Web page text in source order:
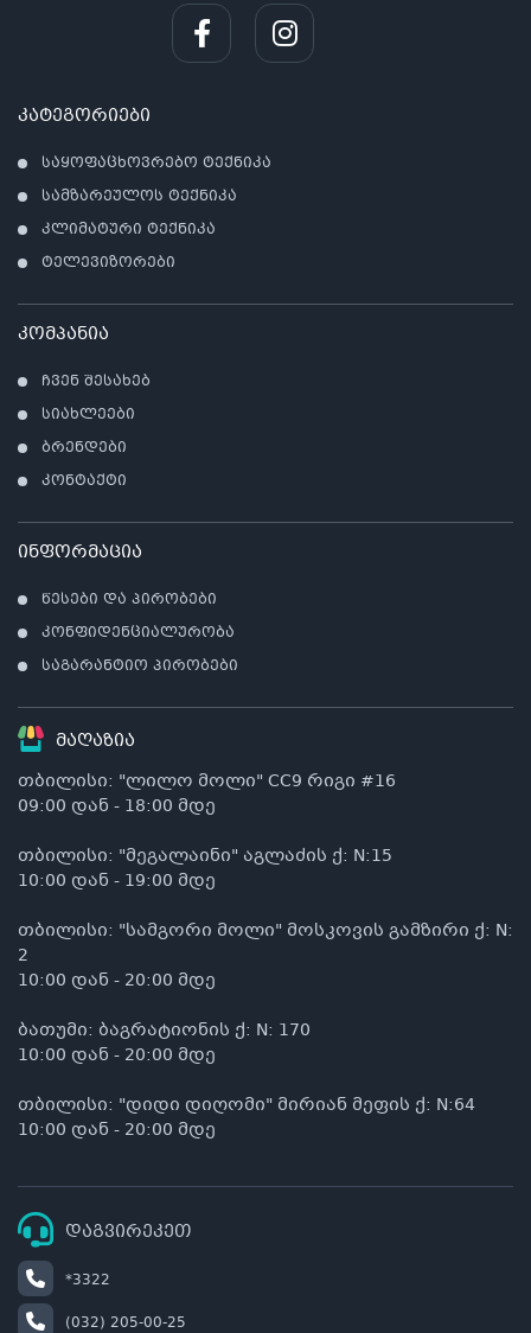
კატეგორიები
საყოფაცხოვრებო ტექნიკა
სამზარეულოს ტექნიკა
კლიმატური ტექნიკა
ტელევიზორები
კომპანია
ჩვენ შესახებ
სიახლეები
ბრენდები
კონტაქტი
ინფორმაცია
წესები და პირობები
კონფიდენციალურობა
საგარანტიო პირობები
მაღაზია
თბილისი: "ლილო მოლი" CC9 რიგი #16
09:00 დან - 18:00 მდე
თბილისი: "მეგალაინი" აგლაძის ქ: N:15
10:00 დან - 19:00 მდე
თბილისი: "სამგორი მოლი" მოსკოვის გამზირი ქ: N:
2
10:00 დან - 20:00 მდე
ბათუმი: ბაგრატიონის ქ: N: 170
10:00 დან - 20:00 მდე
თბილისი: "დიდი დიღომი" მირიან მეფის ქ: N:64
10:00 დან - 20:00 მდე
დაგვირეკეთ
*3322
(032) 205-00-25